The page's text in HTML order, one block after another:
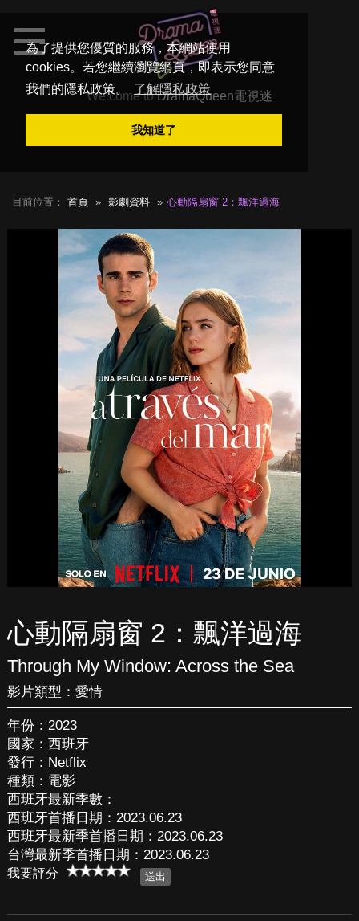
為了提供您優質的服務，本網站使用
cookies。若您繼續瀏覽網頁，即表示您同意
我們的隱私政策。
了解隱私政策
我知道了
Welcome toDramaQueen電視迷
目前位置： 首頁 影劇資料 心動隔扇窗 2：飄洋過海
心動隔扇窗 2：飄洋過海
Through My Window: Across the Sea
影片類型： 愛情
年份：2023
國家：西班牙
發行：Netflix
種類：電影
西班牙最新季數：
西班牙首播日期：2023.06.23
西班牙最新季首播日期：2023.06.23
台灣最新季首播日期：2023.06.23
我要評分